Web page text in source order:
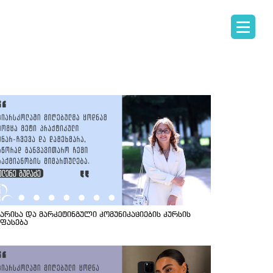
და მარკეტინგული კომუნიკაციების კურსის